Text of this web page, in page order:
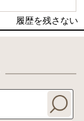
履歴を残さない